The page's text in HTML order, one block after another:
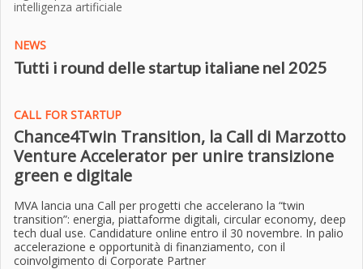
intelligenza artificiale
NEWS
Tutti i round delle startup italiane nel 2025
CALL FOR STARTUP
Chance4Twin Transition, la Call di Marzotto
Venture Accelerator per unire transizione
green e digitale
MVA lancia una Call per progetti che accelerano la “twin
transition”: energia, piattaforme digitali, circular economy, deep
tech dual use. Candidature online entro il 30 novembre. In palio
accelerazione e opportunità di finanziamento, con il
coinvolgimento di Corporate Partner